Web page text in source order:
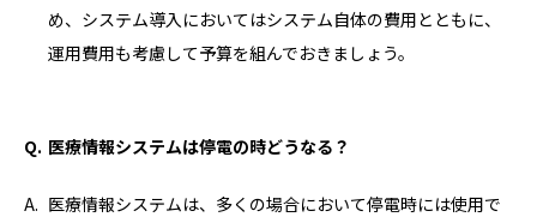
め、システム導入においてはシステム自体の費用とともに、
運用費用も考慮して予算を組んでおきましょう。
医療情報システムは停電の時どうなる？
医療情報システムは、多くの場合において停電時には使用で